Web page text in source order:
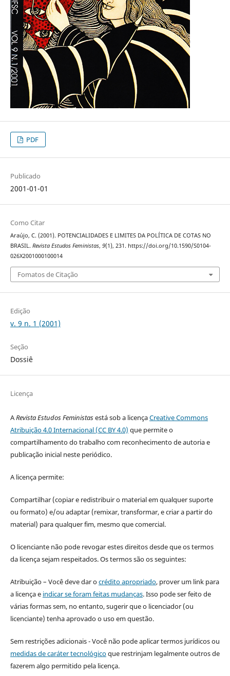
PDF
Publicado
2001-01-01
Como Citar
Araújo, C. (2001). POTENCIALIDADES E LIMITES DA POLÍTICA DE COTAS NO
BRASIL. Revista Estudos Feministas, 9(1), 231. https://doi.org/10.1590/S0104-
026X2001000100014
Fomatos de Citação
Edição
v. 9 n. 1 (2001)
Seção
Dossiê
Licença
ARevista Estudos Feministasestá sob a licençaCreative Commons
Atribuição 4.0 Internacional (CC BY 4.0) que permite o
compartilhamento do trabalho com reconhecimento de autoria e
publicação inicial neste periódico.
A licença permite:
Compartilhar (copiar e redistribuir o material em qualquer suporte
ou formato) e/ou adaptar (remixar, transformar, e criar a partir do
material) para qualquer fim, mesmo que comercial.
O licenciante não pode revogar estes direitos desde que os termos
da licença sejam respeitados. Os termos são os seguintes:
Atribuição – Você deve dar ocrédito apropriado, prover um link para
a licença e indicar se foram feitas mudanças. Isso pode ser feito de
várias formas sem, no entanto, sugerir que o licenciador (ou
licenciante) tenha aprovado o uso em questão.
Sem restrições adicionais - Você não pode aplicar termos jurídicos ou
medidas de caráter tecnológicoque restrinjam legalmente outros de
fazerem algo permitido pela licença.